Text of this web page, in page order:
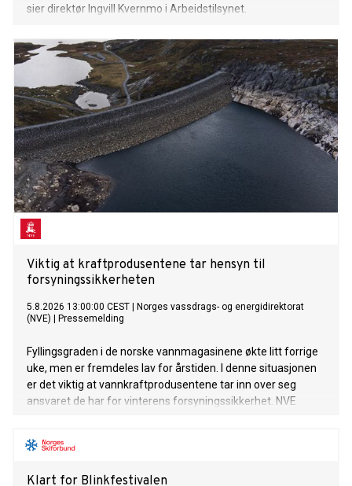
sier direktør Ingvill Kvernmo i Arbeidstilsynet.
Viktig at kraftprodusentene tar hensyn til
forsyningssikkerheten
5.8.2026 13:00:00 CEST
Norges vassdrags- og energidirektorat
(NVE)
Pressemelding
Fyllingsgraden i de norske vannmagasinene økte litt forrige
uke, men er fremdeles lav for årstiden. I denne situasjonen
er det viktig at vannkraftprodusentene tar inn over seg
ansvaret de har for vinterens forsyningssikkerhet. NVE
rapporteringsordning for kraftprodusentene.
Klart for Blinkfestivalen